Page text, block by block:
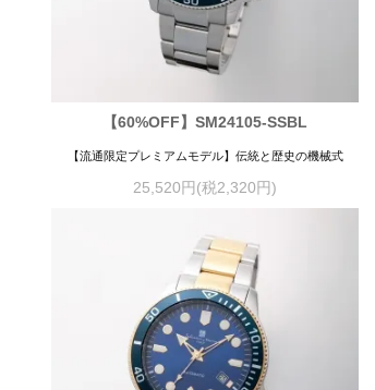
【60%OFF】SM24105-SSBL
【流通限定プレミアムモデル】伝統と歴史の機械式
25,520円(税2,320円)